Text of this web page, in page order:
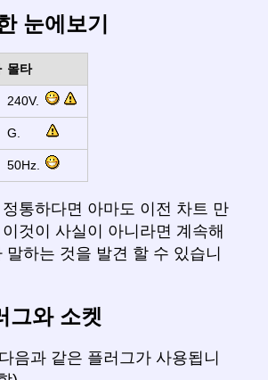
눈에보기
몰타
240V.
G.
50Hz.
통하다면 아마도 이전 차트 만
것이 사실이 아니라면 계속해
말하는 것을 발견 할 수 있습니
그와 소켓
음과 같은 플러그가 사용됩니